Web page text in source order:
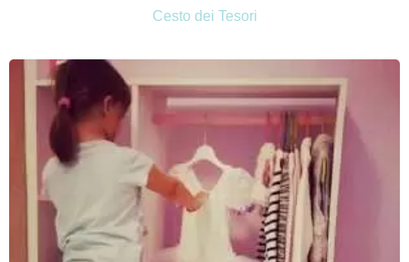
Cesto dei Tesori